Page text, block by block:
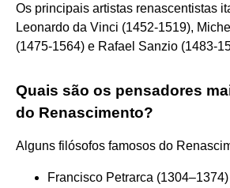
Os principais artistas renascentistas
Leonardo da Vinci (1452-1519),
(1475-1564) e Rafael Sanzio (1483-
Quais são os pensadores
do Renascimento?
Alguns filósofos famosos do
Francisco Petrarca (1304–1374)